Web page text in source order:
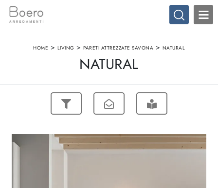
HOME > LIVING > PARETI ATTREZZATE SAVONA > NATURAL
NATURAL